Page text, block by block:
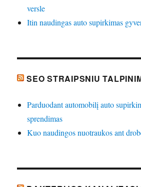
versle
Itin naudingas auto supirkimas
SEO STRAIPSNIU
Parduodant automobilį auto
sprendimas
Kuo naudingos nuotraukos ant